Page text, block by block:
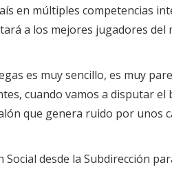
en múltiples competencias
a los mejores jugadores del
es muy sencillo, es muy
cuando vamos a disputar el
que genera ruido por unos
desde la Subdirección